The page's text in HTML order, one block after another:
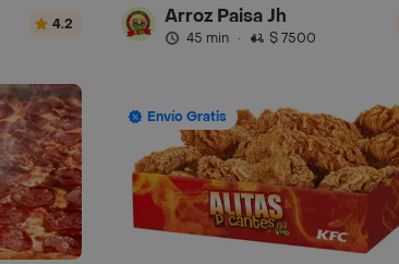
4.2 Arroz Paisa Jh
45 min · $ 7500
Envío Gratis